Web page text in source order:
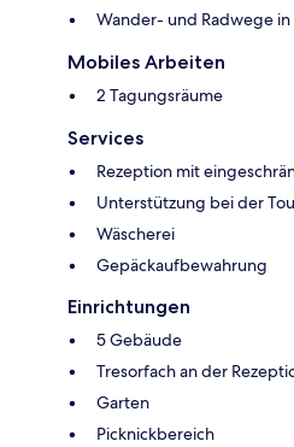
Wander- und Radwege
Mobiles Arbeiten
2 Tagungsräume
Services
Rezeption mit
Unterstützung bei der
Wäscherei
Gepäckaufbewahrung
Einrichtungen
5 Gebäude
Tresorfach an der
Garten
Picknickbereich